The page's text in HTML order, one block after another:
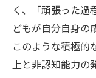
く、「頑張った過
どもが自分自身の
このような積極的
上と非認知能力の